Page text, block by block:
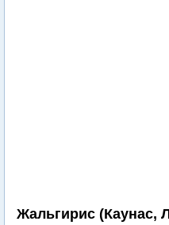
Жальгирис (Каунас,